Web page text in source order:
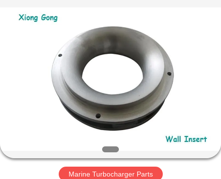
PRODOTTI
GIRO
Electrical
Marine Turbocharger Parts